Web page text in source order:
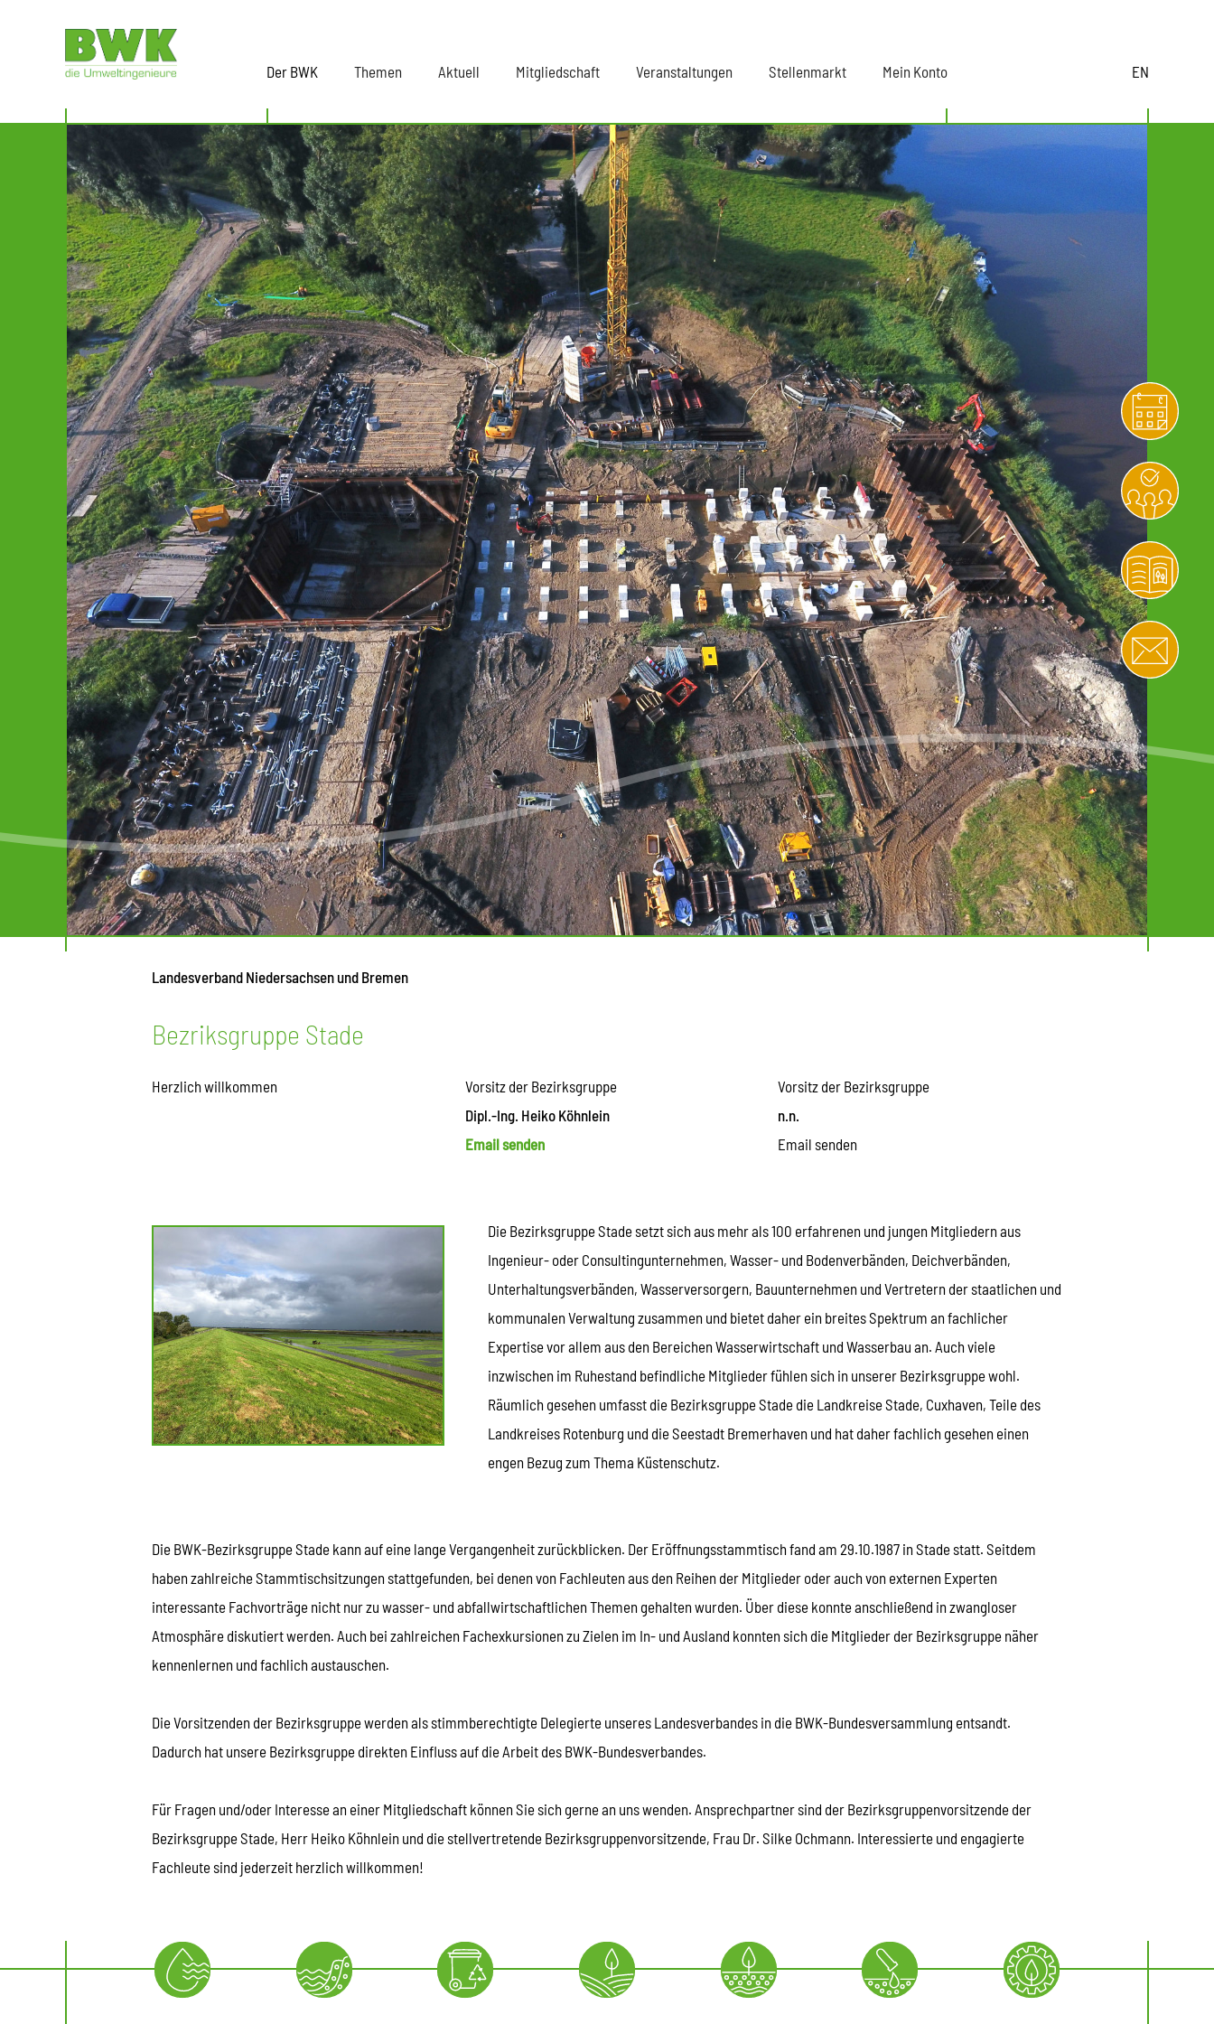
Der BWK Themen Aktuell Mitgliedschaft Veranstaltungen Stellenmarkt Mein Konto EN
Landesverband Niedersachsen und Bremen
Bezriksgruppe Stade
Herzlich willkommen
Vorsitz der Bezirksgruppe
Dipl.-Ing. Heiko Köhnlein
Email senden
Vorsitz der Bezirksgruppe
n.n.
Email senden
Die Bezirksgruppe Stade setzt sich aus mehr als 100 erfahrenen und jungen Mitgliedern aus
Ingenieur- oder Consultingunternehmen, Wasser- und Bodenverbänden, Deichverbänden,
Unterhaltungsverbänden, Wasserversorgern, Bauunternehmen und Vertretern der staatlichen und
kommunalen Verwaltung zusammen und bietet daher ein breites Spektrum an fachlicher
Expertise vor allem aus den Bereichen Wasserwirtschaft und Wasserbau an. Auch viele
inzwischen im Ruhestand befindliche Mitglieder fühlen sich in unserer Bezirksgruppe wohl.
Räumlich gesehen umfasst die Bezirksgruppe Stade die Landkreise Stade, Cuxhaven, Teile des
Landkreises Rotenburg und die Seestadt Bremerhaven und hat daher fachlich gesehen einen
engen Bezug zum Thema Küstenschutz.
Die BWK-Bezirksgruppe Stade kann auf eine lange Vergangenheit zurückblicken. Der Eröffnungsstammtisch fand am 29.10.1987 in Stade statt. Seitdem
haben zahlreiche Stammtischsitzungen stattgefunden, bei denen von Fachleuten aus den Reihen der Mitglieder oder auch von externen Experten
interessante Fachvorträge nicht nur zu wasser- und abfallwirtschaftlichen Themen gehalten wurden. Über diese konnte anschließend in zwangloser
Atmosphäre diskutiert werden. Auch bei zahlreichen Fachexkursionen zu Zielen im In- und Ausland konnten sich die Mitglieder der Bezirksgruppe näher
kennenlernen und fachlich austauschen.
Die Vorsitzenden der Bezirksgruppe werden als stimmberechtigte Delegierte unseres Landesverbandes in die BWK-Bundesversammlung entsandt.
Dadurch hat unsere Bezirksgruppe direkten Einfluss auf die Arbeit des BWK-Bundesverbandes.
Für Fragen und/oder Interesse an einer Mitgliedschaft können Sie sich gerne an uns wenden. Ansprechpartner sind der Bezirksgruppenvorsitzende der
Bezirksgruppe Stade, Herr Heiko Köhnlein und die stellvertretende Bezirksgruppenvorsitzende, Frau Dr. Silke Ochmann. Interessierte und engagierte
Fachleute sind jederzeit herzlich willkommen!